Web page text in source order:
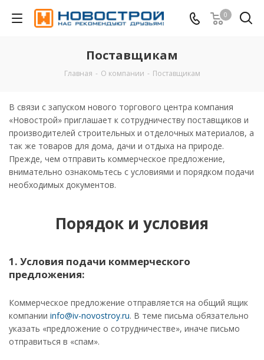
0
Поставщикам
Главная - О компании - Поставщикам
В связи с запуском нового торгового центра компания
«Новострой» приглашает к сотрудничеству поставщиков и
производителей строительных и отделочных материалов, а
так же товаров для дома, дачи и отдыха на природе.
Прежде, чем отправить коммерческое предложение,
внимательно ознакомьтесь с условиями и порядком подачи
необходимых документов.
Порядок и условия
1. Условия подачи коммерческого
предложения:
Коммерческое предложение отправляется на общий ящик
компании info@iv-novostroy.ru. В теме письма обязательно
указать «предложение о сотрудничестве», иначе письмо
отправиться в «спам».